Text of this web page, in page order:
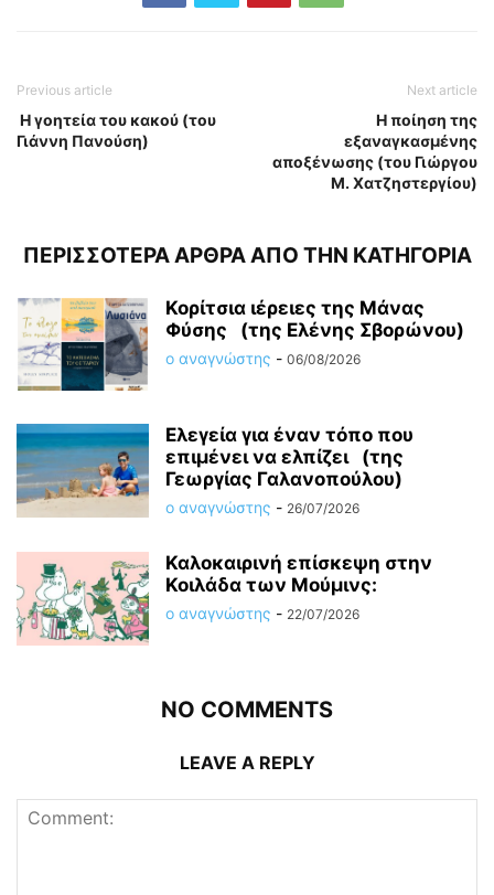
Previous article
Η γοητεία του κακού (του
Γιάννη Πανούση)
Next article
Η ποίηση της
εξαναγκασμένης
αποξένωσης (του Γιώργου
Μ. Χατζηστεργίου)
ΠΕΡΙΣΣΟΤΕΡΑ ΑΡΘΡΑ ΑΠΟ ΤΗΝ ΚΑΤΗΓΟΡΙΑ
Κορίτσια ιέρειες της Μάνας
Φύσης (της Ελένης Σβορώνου)
ο αναγνώστης - 06/08/2026
Ελεγεία για έναν τόπο που
επιμένει να ελπίζει (της
Γεωργίας Γαλανοπούλου)
ο αναγνώστης - 26/07/2026
Καλοκαιρινή επίσκεψη στην
Κοιλάδα των Μούμινς:
ο αναγνώστης - 22/07/2026
NO COMMENTS
LEAVE A REPLY